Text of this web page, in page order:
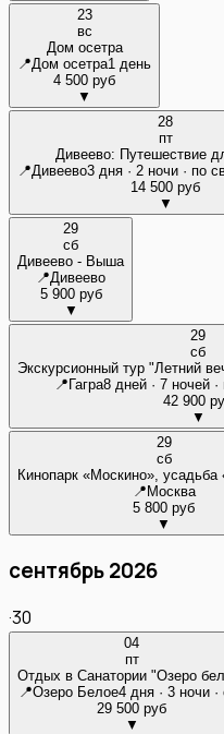
23
вс
Дом осетра
📍Дом осетра1 день
4 500 руб
▼
28
пт
Дивеево: Путешествие
📍Дивеево3 дня · 2 ночи · по
14 500 руб
▼
29
сб
Дивеево - Выша
📍Дивеево
5 900 руб
▼
29
сб
Экскурсионный тур "Летний
📍 Гагра8 дней · 7 ночей ·
42 900
▼
29
сб
Кинопарк «Москино»,
📍 Москва
5 800 руб
▼
сентябрь 2026
·30
04
пт
Отдых в Санатории "Озеро
📍Озеро Белое4 дня · 3 ночи ·
29 500 руб
▼